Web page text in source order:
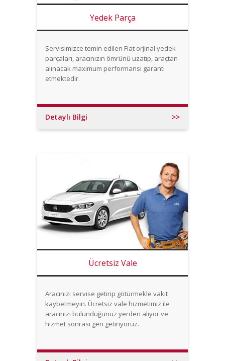
Yedek Parça
Servisimizce temin edilen Fiat orjinal yedek
parçaları, aracınızın ömrünü uzatıp, araçtan
alınacak maximum performansı garanti
etmektedir.
Detaylı Bilgi >>
Ücretsiz Vale
Aracınızı servise getirip götürmekle vakit
kaybetmeyin. Ücretsiz vale hizmetimiz ile
aracınızı bulunduğunuz yerden alıyor ve
hizmet sonrası geri getiriyoruz.